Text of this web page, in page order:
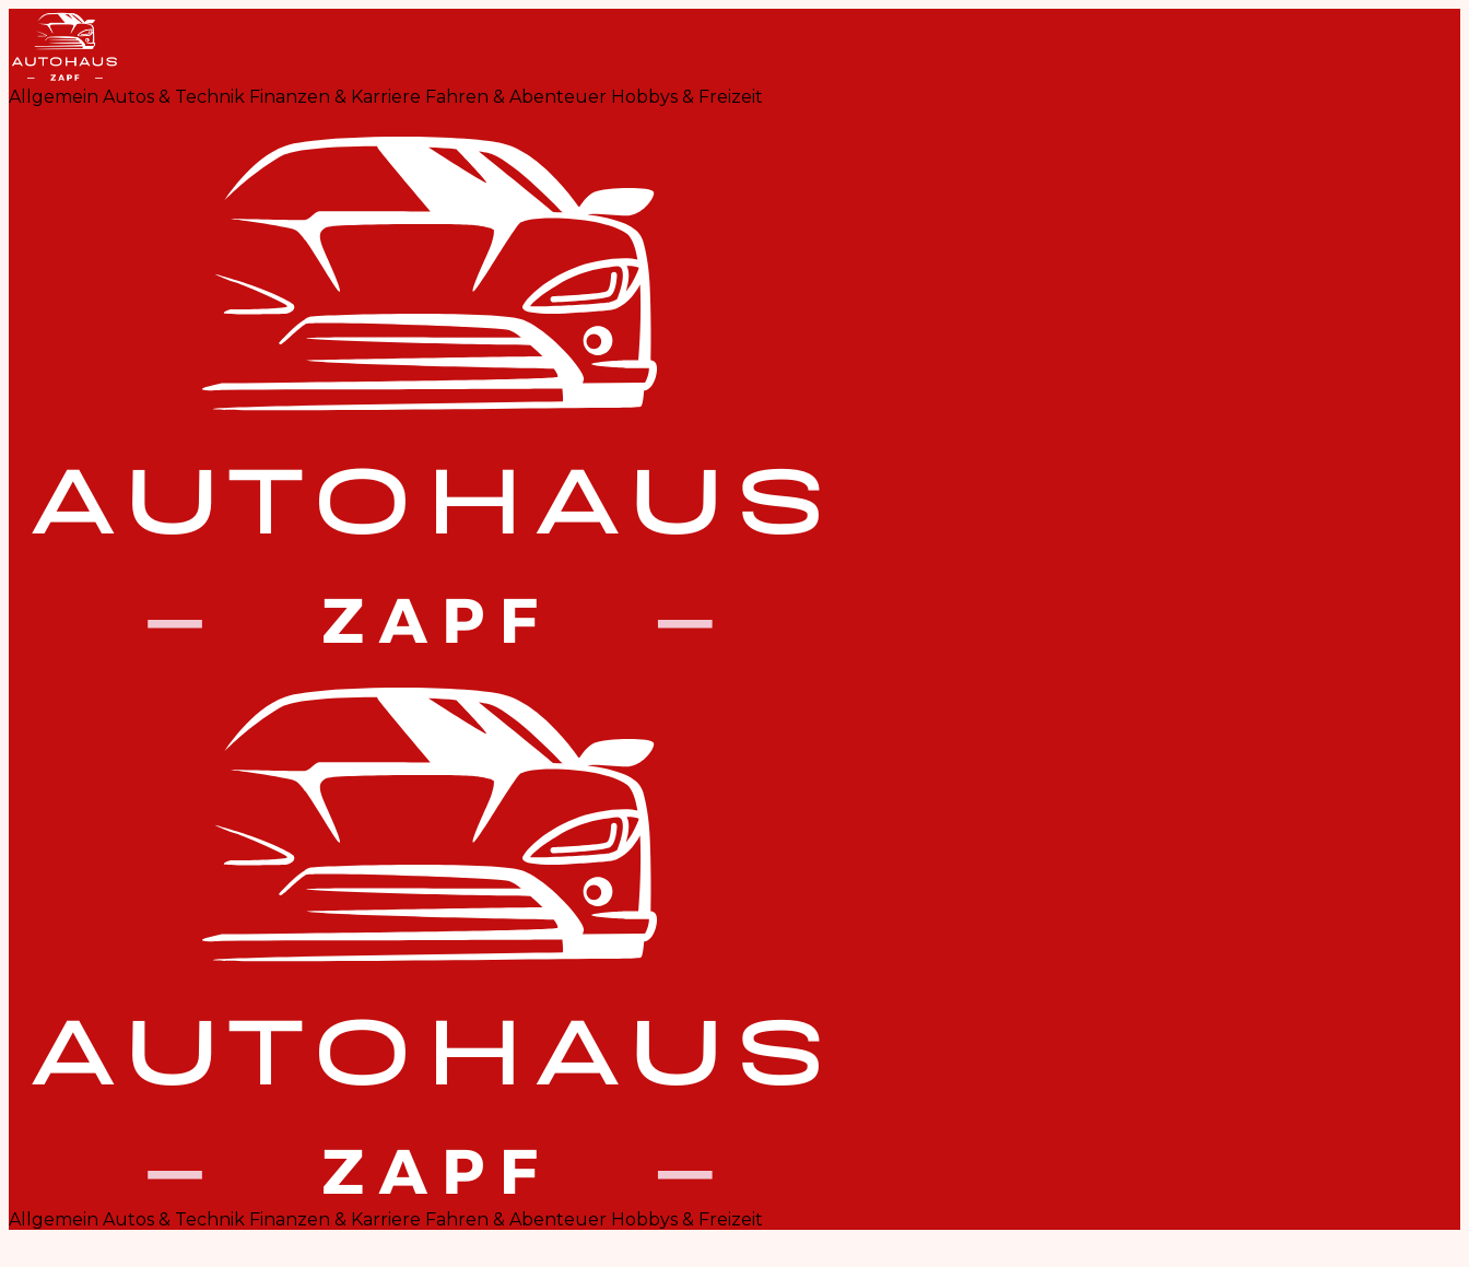
Allgemein Autos & Technik Finanzen & Karriere Fahren & Abenteuer Hobbys & Freizeit
Allgemein Autos & Technik Finanzen & Karriere Fahren & Abenteuer Hobbys & Freizeit